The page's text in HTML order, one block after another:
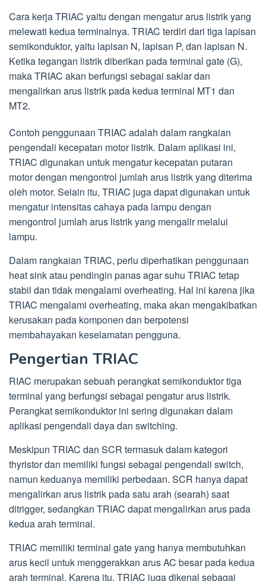
Cara kerja TRIAC yaitu dengan mengatur arus listrik yang
melewati kedua terminalnya. TRIAC terdiri dari tiga lapisan
semikonduktor, yaitu lapisan N, lapisan P, dan lapisan N.
Ketika tegangan listrik diberikan pada terminal gate (G),
maka TRIAC akan berfungsi sebagai saklar dan
mengalirkan arus listrik pada kedua terminal MT1 dan
MT2.
Contoh penggunaan TRIAC adalah dalam rangkaian
pengendali kecepatan motor listrik. Dalam aplikasi ini,
TRIAC digunakan untuk mengatur kecepatan putaran
motor dengan mengontrol jumlah arus listrik yang diterima
oleh motor. Selain itu, TRIAC juga dapat digunakan untuk
mengatur intensitas cahaya pada lampu dengan
mengontrol jumlah arus listrik yang mengalir melalui
lampu.
Dalam rangkaian TRIAC, perlu diperhatikan penggunaan
heat sink atau pendingin panas agar suhu TRIAC tetap
stabil dan tidak mengalami overheating. Hal ini karena jika
TRIAC mengalami overheating, maka akan mengakibatkan
kerusakan pada komponen dan berpotensi
membahayakan keselamatan pengguna.
Pengertian TRIAC
RIAC merupakan sebuah perangkat semikonduktor tiga
terminal yang berfungsi sebagai pengatur arus listrik.
Perangkat semikonduktor ini sering digunakan dalam
aplikasi pengendali daya dan switching.
Meskipun TRIAC dan SCR termasuk dalam kategori
thyristor dan memiliki fungsi sebagai pengendali switch,
namun keduanya memiliki perbedaan. SCR hanya dapat
mengalirkan arus listrik pada satu arah (searah) saat
ditrigger, sedangkan TRIAC dapat mengalirkan arus pada
kedua arah terminal.
TRIAC memiliki terminal gate yang hanya membutuhkan
arus kecil untuk menggerakkan arus AC besar pada kedua
arah terminal. Karena itu, TRIAC juga dikenal sebagai